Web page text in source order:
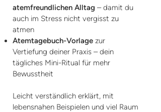
atemfreundlichen Alltag – damit du
auch im Stress nicht vergisst zu
atmen
Atemtagebuch-Vorlage zur
Vertiefung deiner Praxis – dein
tägliches Mini-Ritual für mehr
Bewusstheit
Leicht verständlich erklärt, mit
lebensnahen Beispielen und viel Raum